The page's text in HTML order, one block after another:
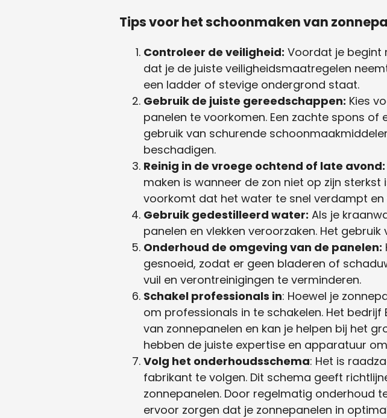
Tips voor het schoonmaken van
Controleer de veiligheid: Voordat je begint
dat je de juiste veiligheidsmaatregelen
een ladder of stevige ondergrond staat.
Gebruik de juiste gereedschappen: Kies
panelen te voorkomen. Een zachte spons
gebruik van schurende
beschadigen.
Reinig in de vroege ochtend of late avond:
maken is wanneer de zon niet op zijn
voorkomt dat het water te snel verdampt en
Gebruik gedestilleerd water: Als je
panelen en vlekken veroorzaken. Het
Onderhoud de omgeving van de panelen:
gesnoeid, zodat er geen bladeren of
vuil en verontreinigingen te verminderen.
Schakel professionals in: Hoewel je
om professionals in te schakelen. Het
van zonnepanelen en kan je helpen bij het
hebben de juiste expertise en apparatuur
Volg het onderhoudsschema: Het is
fabrikant te volgen. Dit schema geeft
zonnepanelen. Door regelmatig onderhoud
ervoor zorgen dat je zonnepanelen in